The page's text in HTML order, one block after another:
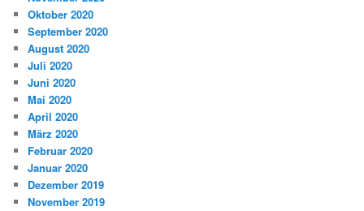
Oktober 2020
September 2020
August 2020
Juli 2020
Juni 2020
Mai 2020
April 2020
März 2020
Februar 2020
Januar 2020
Dezember 2019
November 2019